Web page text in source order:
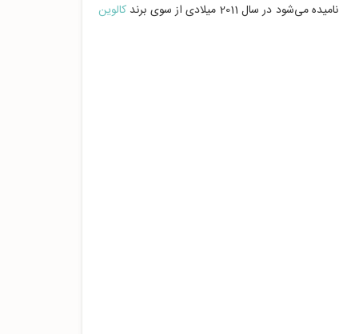
نامیده می‌شود در سال 2011 میلادی از سوی برند
کالوین